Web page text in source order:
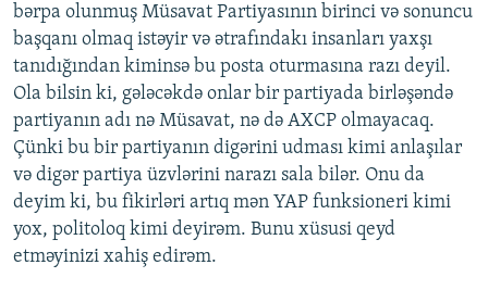
bərpa olunmuş Müsavat Partiyasının birinci və sonuncu
başqanı olmaq istəyir və ətrafındakı insanları yaxşı
tanıdığından kiminsə bu posta oturmasına razı deyil.
Ola bilsin ki, gələcəkdə onlar bir partiyada birləşəndə
partiyanın adı nə Müsavat, nə də AXCP olmayacaq.
Çünki bu bir partiyanın digərini udması kimi anlaşılar
və digər partiya üzvlərini narazı sala bilər. Onu da
deyim ki, bu fikirləri artıq mən YAP funksioneri kimi
yox, politoloq kimi deyirəm. Bunu xüsusi qeyd
etməyinizi xahiş edirəm.